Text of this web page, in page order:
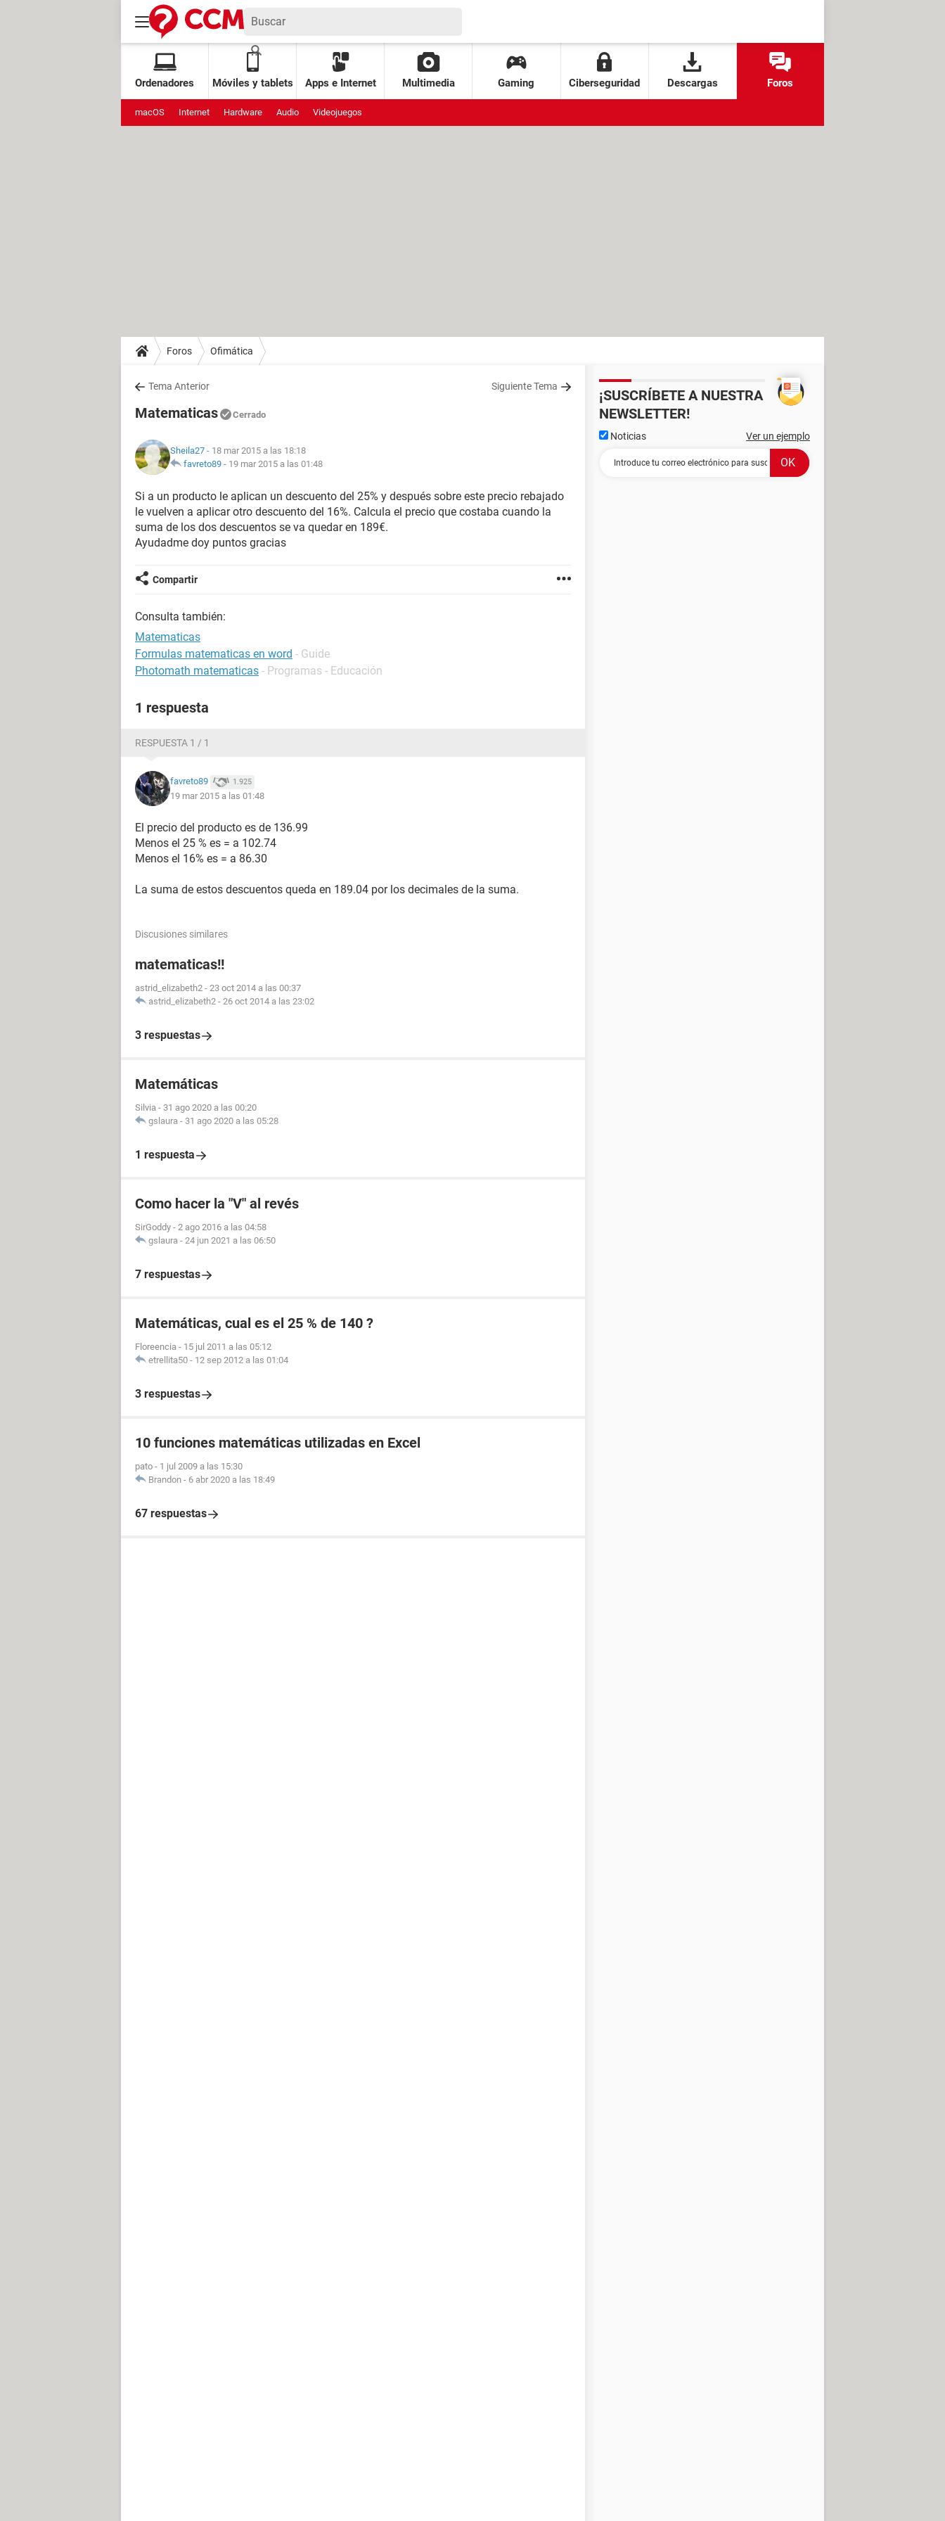
Ordenadores Móviles y tablets Apps e Internet Multimedia Gaming Ciberseguridad Descargas Foros
macOS Internet Hardware Audio Videojuegos
Foros Ofimática
Tema Anterior Siguiente Tema
Matematicas Cerrado
Sheila27 - 18 mar 2015 a las 18:18
favreto89 - 19 mar 2015 a las 01:48
Si a un producto le aplican un descuento del 25% y después sobre este precio rebajado
le vuelven a aplicar otro descuento del 16%. Calcula el precio que costaba cuando la
suma de los dos descuentos se va quedar en 189€.
Ayudadme doy puntos gracias
Compartir
Consulta también:
Matematicas
Formulas matematicas en word - Guide
Photomath matematicas - Programas - Educación
1 respuesta
RESPUESTA 1 / 1
favreto89 1.925
19 mar 2015 a las 01:48
El precio del producto es de 136.99
Menos el 25 % es = a 102.74
Menos el 16% es = a 86.30
La suma de estos descuentos queda en 189.04 por los decimales de la suma.
Discusiones similares
matematicas!!
astrid_elizabeth2 - 23 oct 2014 a las 00:37
astrid_elizabeth2 - 26 oct 2014 a las 23:02
3 respuestas
Matemáticas
Silvia - 31 ago 2020 a las 00:20
gslaura - 31 ago 2020 a las 05:28
1 respuesta
Como hacer la "V" al revés
SirGoddy - 2 ago 2016 a las 04:58
gslaura - 24 jun 2021 a las 06:50
7 respuestas
Matemáticas, cual es el 25 % de 140 ?
Floreencia - 15 jul 2011 a las 05:12
etrellita50 - 12 sep 2012 a las 01:04
3 respuestas
10 funciones matemáticas utilizadas en Excel
pato - 1 jul 2009 a las 15:30
Brandon - 6 abr 2020 a las 18:49
67 respuestas
¡SUSCRÍBETE A NUESTRA
NEWSLETTER!
Noticias Ver un ejemplo